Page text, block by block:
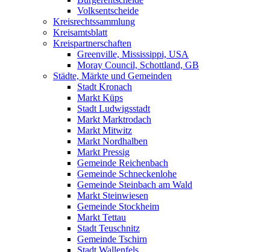
Volksentscheide
Kreisrechtssammlung
Kreisamtsblatt
Kreispartnerschaften
Greenville, Mississippi, USA
Moray Council, Schottland, GB
Städte, Märkte und Gemeinden
Stadt Kronach
Markt Küps
Stadt Ludwigsstadt
Markt Marktrodach
Markt Mitwitz
Markt Nordhalben
Markt Pressig
Gemeinde Reichenbach
Gemeinde Schneckenlohe
Gemeinde Steinbach am Wald
Markt Steinwiesen
Gemeinde Stockheim
Markt Tettau
Stadt Teuschnitz
Gemeinde Tschirn
Stadt Wallenfels